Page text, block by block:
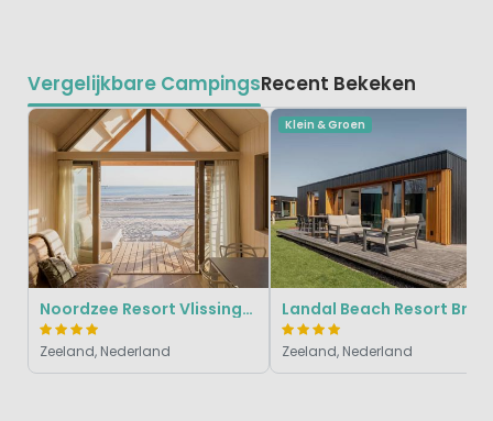
Vergelijkbare CampingsRecent Bekeken
Noordzee Resort Vlissingen
Zeeland, Nederland
Klein & Groen
Zeeland, Nederland